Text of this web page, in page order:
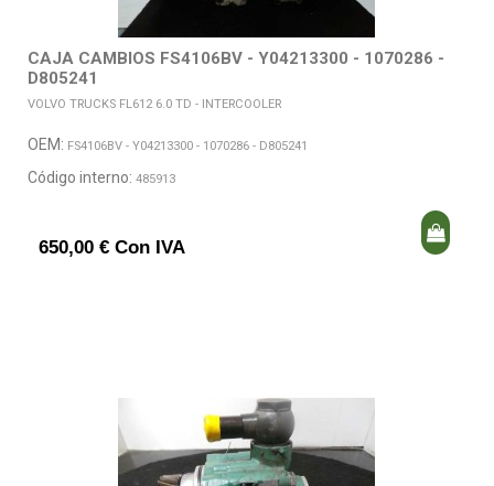
CAJA CAMBIOS FS4106BV - Y04213300 - 1070286 -
D805241
VOLVO TRUCKS FL612 6.0 TD - INTERCOOLER
OEM: FS4106BV - Y04213300 - 1070286 - D805241
Código interno: 485913
650,00 € Con IVA